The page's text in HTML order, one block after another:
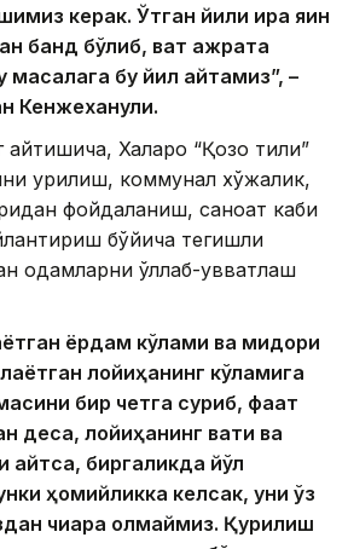
керак. Ўтган йили қирққа яқин
банд бўлиб, вақт ажрата
бу йил қайтамиз”, –
Кенжеханули.
Халқаро “Қозоқ тили”
қурилиш, коммунал хўжалик,
фойдаланиш, саноат каби
бўйича тегишли
одамларни қўллаб-қувватлаш
ёрдам кўлами ва миқдори
лойиҳанинг кўламига
бир четга суриб, фақат
деса, лойиҳанинг вақти ва
айтса, биргаликда йўл
ҳомийликка келсак, уни ўз
чиқара олмаймиз. Қурилиш